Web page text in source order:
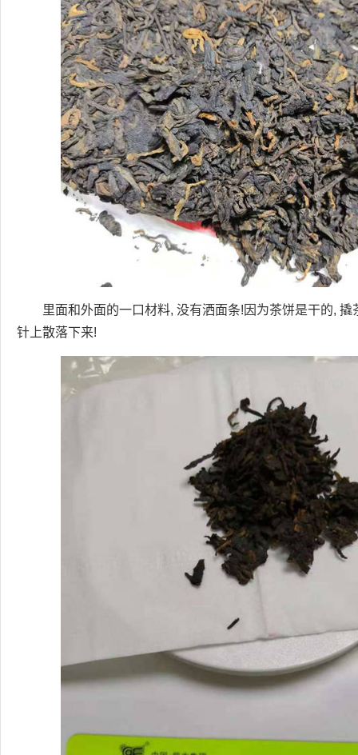
里面和外面的一口材料, 没有洒面条!因为茶饼是干的,
针上散落下来!